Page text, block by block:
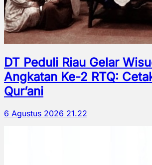
DT Peduli Riau Gelar
Angkatan Ke-2 RTQ:
Qur’ani
6 Agustus 2026 21.22